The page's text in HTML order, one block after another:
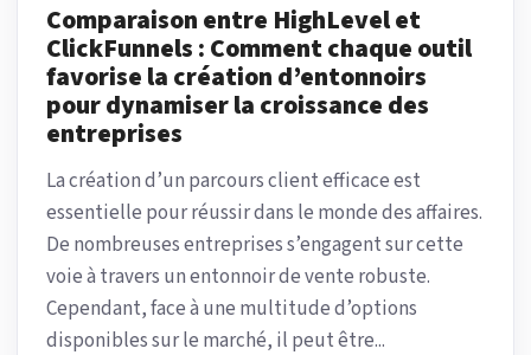
Comparaison entre HighLevel et
ClickFunnels : Comment chaque outil
favorise la création d’entonnoirs
pour dynamiser la croissance des
entreprises
La création d’un parcours client efficace est
essentielle pour réussir dans le monde des affaires.
De nombreuses entreprises s’engagent sur cette
voie à travers un entonnoir de vente robuste.
Cependant, face à une multitude d’options
disponibles sur le marché, il peut être...